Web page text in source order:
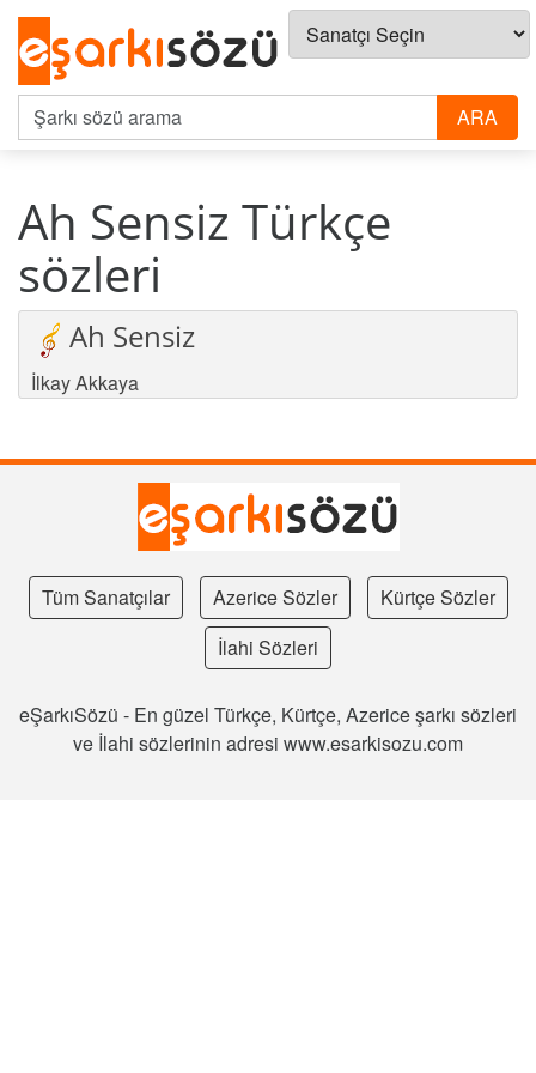
Ah Sensiz Türkçe
sözleri
Ah Sensiz
İlkay Akkaya
Tüm Sanatçılar Azerice Sözler
Kürtçe Sözler
İlahi Sözleri
eŞarkıSözü - En güzel Türkçe, Kürtçe, Azerice şarkı sözleri
ve İlahi sözlerinin adresi www.esarkisozu.com